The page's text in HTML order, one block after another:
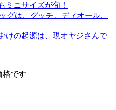
ミニサイズが旬！
グは、グッチ、ディオール、
けの起源は、現オヤジさんで
格です